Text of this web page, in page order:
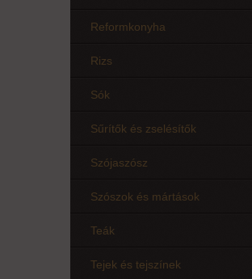
Reformkonyha
Rizs
Sók
Sűrítők és zselésítők
Szójaszósz
Szószok és mártások
Teák
Tejek és tejszínek